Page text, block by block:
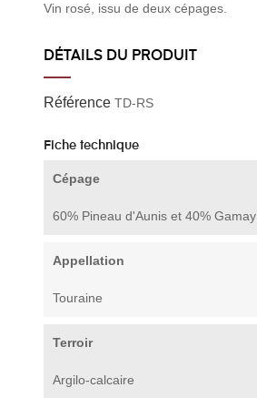
Vin rosé, issu de deux cépages.
DÉTAILS DU PRODUIT
Référence TD-RS
Fiche technique
Cépage
60% Pineau d'Aunis et 40% Gamay
Appellation
Touraine
Terroir
Argilo-calcaire